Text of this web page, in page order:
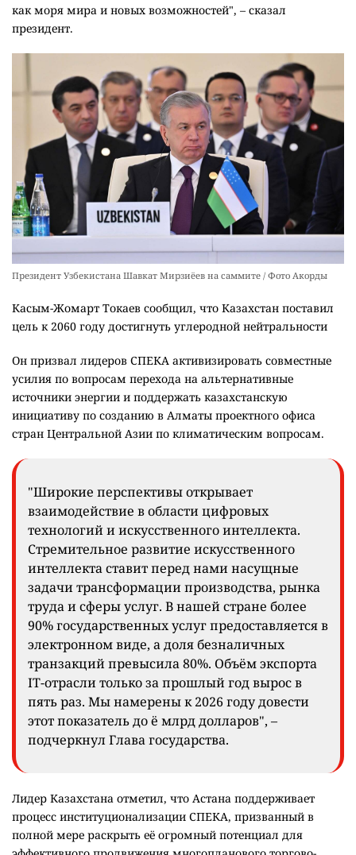
как моря мира и новых возможностей", – сказал
президент.
Президент Узбекистана Шавкат Мирзиёев на саммите / Фото Акорды
Касым-Жомарт Токаев сообщил, что Казахстан поставил
цель к 2060 году достигнуть углеродной нейтральности
Он призвал лидеров СПЕКА активизировать совместные
усилия по вопросам перехода на альтернативные
источники энергии и поддержать казахстанскую
инициативу по созданию в Алматы проектного офиса
стран Центральной Азии по климатическим вопросам.
"Широкие перспективы открывает
взаимодействие в области цифровых
технологий и искусственного интеллекта.
Стремительное развитие искусственного
интеллекта ставит перед нами насущные
задачи трансформации производства, рынка
труда и сферы услуг. В нашей стране более
90% государственных услуг предоставляется в
электронном виде, а доля безналичных
транзакций превысила 80%. Объём экспорта
IT-отрасли только за прошлый год вырос в
пять раз. Мы намерены к 2026 году довести
этот показатель до ё млрд долларов", –
подчеркнул Глава государства.
Лидер Казахстана отметил, что Астана поддерживает
процесс институционализации СПЕКА, призванный в
полной мере раскрыть её огромный потенциал для